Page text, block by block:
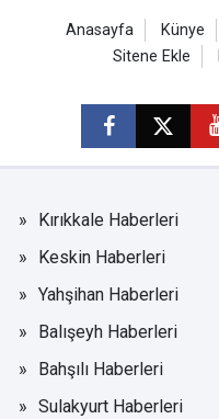
Anasayfa Künye
Sitene Ekle
Kırıkkale Haberleri
Keskin Haberleri
Yahşihan Haberleri
Balışeyh Haberleri
Bahşılı Haberleri
Sulakyurt Haberleri